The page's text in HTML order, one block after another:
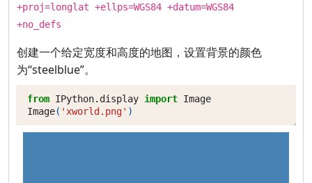
+proj=longlat +ellps=WGS84 +datum=WGS84
+no_defs
创建一个给定宽度和高度的地图，设置背景的颜色
为“steelblue”。
from IPython.display import Image
Image( 'xworld.png' )